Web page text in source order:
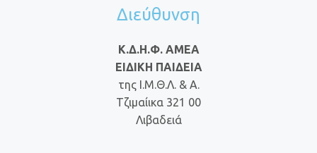
Διεύθυνση
Κ.Δ.Η.Φ. ΑΜΕΑ
ΕΙΔΙΚΗ ΠΑΙΔΕΙΑ
της Ι.Μ.Θ.Λ. & Α.
Τζιμαίικα 321 00
Λιβαδειά